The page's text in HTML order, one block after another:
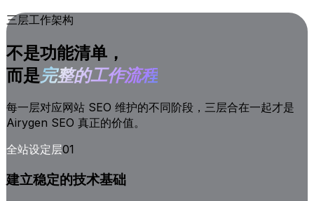
三层工作架构
不是功能清单，
而是完整的工作流程
每一层对应网站 SEO 维护的不同阶段，三层合在一起才是
Airygen SEO 真正的价值。
全站设定层01
建立稳定的技术基础